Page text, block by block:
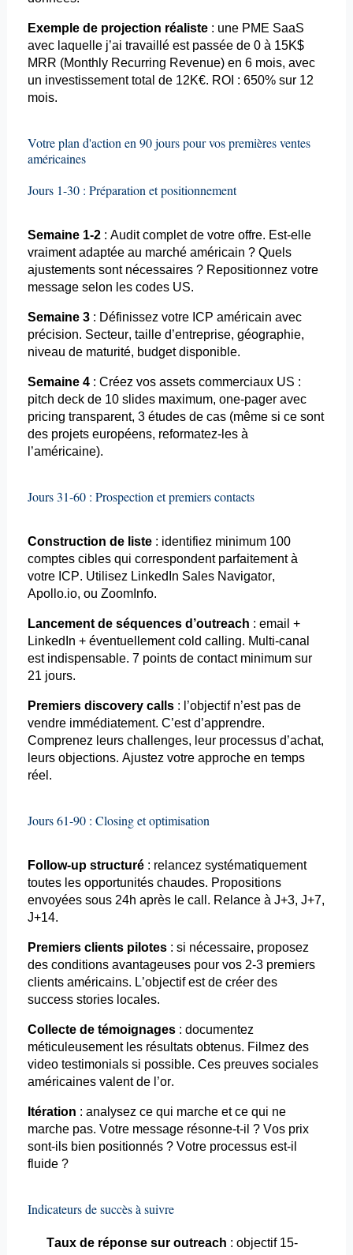
Exemple de projection réaliste: une PME SaaS
avec laquelle j’ai travaillé est passée de 0 à 15K$
MRR (Monthly Recurring Revenue) en 6 mois, avec
un investissement total de 12K€. ROI : 650% sur 12
mois.
Votre plan d'action en 90 jours pour vos premières ventes
américaines
Jours 1-30 : Préparation et positionnement
Semaine 1-2: Audit complet de votre offre. Est-elle
vraiment adaptée au marché américain ? Quels
ajustements sont nécessaires ? Repositionnez votre
message selon les codes US.
Semaine 3: Définissez votre ICP américain avec
précision. Secteur, taille d’entreprise, géographie,
niveau de maturité, budget disponible.
Semaine 4: Créez vos assets commerciaux US :
pitch deck de 10 slides maximum, one-pager avec
pricing transparent, 3 études de cas (même si ce sont
des projets européens, reformatez-les à
l’américaine).
Jours 31-60 : Prospection et premiers contacts
Construction de liste: identifiez minimum 100
comptes cibles qui correspondent parfaitement à
votre ICP. Utilisez LinkedIn Sales Navigator,
Apollo.io, ou ZoomInfo.
Lancement de séquences d’outreach : email +
LinkedIn + éventuellement cold calling. Multi-canal
est indispensable. 7 points de contact minimum sur
21 jours.
Premiers discoverycalls: l’objectif n’est pas de
vendre immédiatement. C’est d’apprendre.
Comprenez leurs challenges, leur processus d’achat,
leurs objections. Ajustez votre approche en temps
réel.
Jours 61-90 : Closinget optimisation
Follow-up structuré: relancez systématiquement
toutes les opportunités chaudes. Propositions
envoyées sous 24h après le call. Relance à J+3, J+7,
J+14.
Premiers clients pilotes: si nécessaire, proposez
des conditions avantageuses pour vos 2-3 premiers
clients américains. L’objectif est de créer des
successstories locales.
Collecte de témoignages: documentez
méticuleusement les résultats obtenus. Filmez des
video testimonialssi possible. Ces preuves sociales
américaines valent de l’or.
Itération : analysez ce qui marche et ce qui ne
marche pas. Votre message résonne-t-il ? Vos prix
sont-ils bien positionnés ? Votre processus est-il
fluide ?
Indicateurs de succès à suivre
Taux de réponse sur outreach : objectif 15-